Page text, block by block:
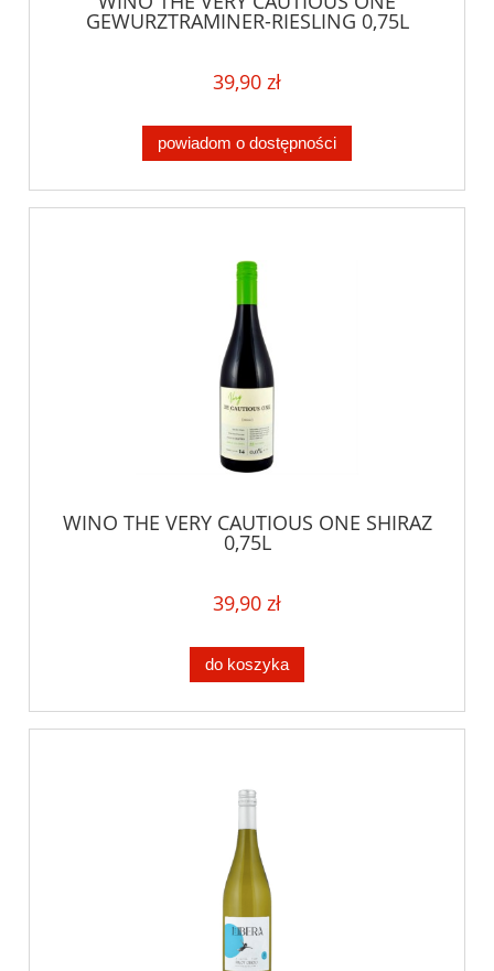
GEWURZTRAMINER-RIESLING 0,75L
39,90 zł
powiadom o dostępności
WINO THE VERY CAUTIOUS ONE SHIRAZ
0,75L
39,90 zł
do koszyka